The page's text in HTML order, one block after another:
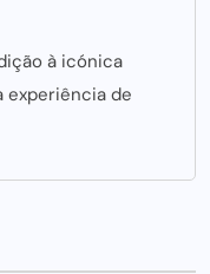
à icónica
experiência de